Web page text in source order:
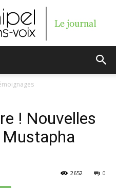
! Nouvelles
0
2652